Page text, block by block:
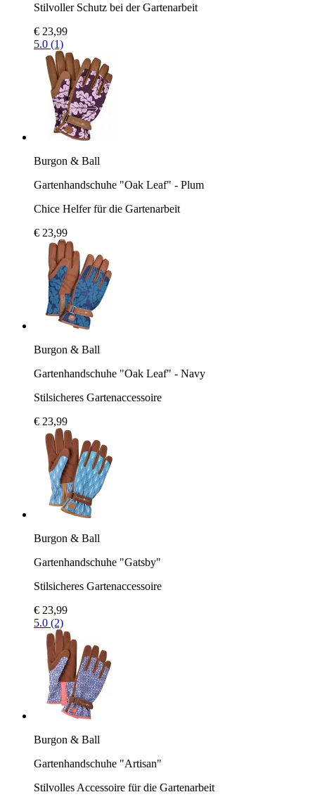
Stilvoller Schutz bei der Gartenarbeit
€ 23,99
5.0 (1)
Burgon & Ball
Gartenhandschuhe "Oak Leaf" - Plum
Chice Helfer für die Gartenarbeit
€ 23,99
Burgon & Ball
Gartenhandschuhe "Oak Leaf" - Navy
Stilsicheres Gartenaccessoire
€ 23,99
Burgon & Ball
Gartenhandschuhe "Gatsby"
Stilsicheres Gartenaccessoire
€ 23,99
5.0 (2)
Burgon & Ball
Gartenhandschuhe "Artisan"
Stilvolles Accessoire für die Gartenarbeit